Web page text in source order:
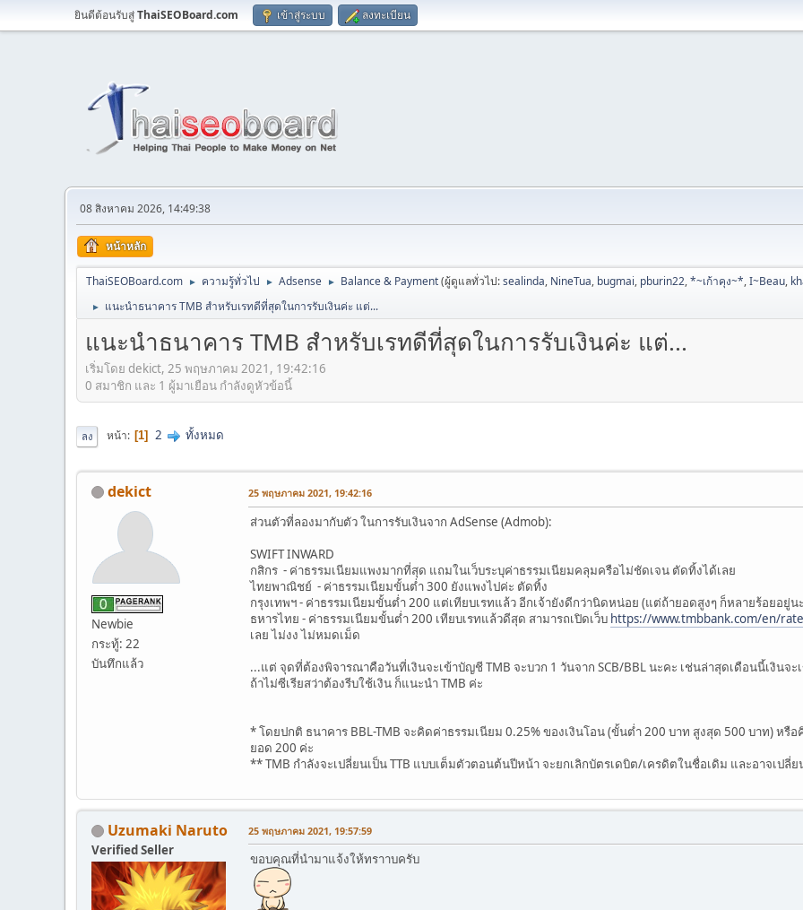
ยินดีต้อนรับสู่ThaiSEOBoard.com เข้าสู่ระบบ ลงทะเบียน
08 สิงหาคม 2026, 14:49:38
หน้าหลัก
ThaiSEOBoard.com ► ความรู้ทั่วไป ► Adsense ► Balance & Payment(ผู้ดูแลทั่วไป:sealinda, NineTua, bugmai, pburin22,*~เก้าคุง~*,I~Beau,
► แนะนำธนาคาร TMB สำหรับเรทดีที่สุดในการรับเงินค่ะ แต่...
แนะนำธนาคาร TMB สำหรับเรทดีที่สุดในการรับเงินค่ะ แต่...
เริ่มโดย dekict, 25 พฤษภาคม 2021, 19:42:16
0 สมาชิก และ 1 ผู้มาเยือน กำลังดูหัวข้อนี้
ลง หน้า 1 2 ทั้งหมด
dekict
Newbie
กระทู้: 22
บันทึกแล้ว
25 พฤษภาคม 2021, 19:42:16
ส่วนตัวที่ลองมากับตัว ในการรับเงินจาก AdSense (Admob):
SWIFT INWARD
กสิกร - ค่าธรรมเนียมแพงมากที่สุด แถมในเว็บระบุค่าธรรมเนียมคลุมครือไม่ชัดเจน ตัดทิ้งได้เลย
ไทยพาณิชย์ - ค่าธรรมเนียมขั้นต่ำ 300 ยังแพงไปค่ะ ตัดทิ้ง
กรุงเทพฯ - ค่าธรรมเนียมขั้นต่ำ 200 แต่เทียบเรทแล้ว อีกเจ้ายังดีกว่านิดหน่อย (แต่ถ้ายอดสูงๆ ก็หลายร้อยอยู่น
ธหารไทย - ค่าธรรมเนียมขั้นต่ำ 200 เทียบเรทแล้วดีสุด สามารถเปิดเว็บ https://www.tmbbank.com/en/
เลย ไม่งง ไม่หมดเม็ด
...แต่ จุดที่ต้องพิจารณาคือวันที่เงินจะเข้าบัญชี TMB จะบวก 1 วันจาก SCB/BBL นะคะ เช่นล่าสุดเดือนนี้เงินจ
ถ้าไม่ซีเรียสว่าต้องรีบใช้เงิน ก็แนะนำ TMB ค่ะ
* โดยปกติ ธนาคาร BBL-TMB จะคิดค่าธรรมเนียม 0.25% ของเงินโอน (ขั้นต่ำ 200 บาท สูงสุด 500 บาท) หรื
ยอด 200 ค่ะ
** TMB กำลังจะเปลี่ยนเป็น TTB แบบเต็มตัวตอนต้นปีหน้า จะยกเลิกบัตรเดบิต/เครดิตในชื่อเดิม และอาจเปลี่
Uzumaki Naruto
Verified Seller
25 พฤษภาคม 2021, 19:57:59
ขอบคุณที่นำมาแจ้งให้ทราาบครับ